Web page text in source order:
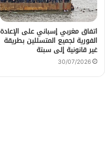
اتفاق مغربي إسباني على الإعادة
الفورية لجميع المتسللين بطريقة
غير قانونية إلى سبتة
30/07/2026